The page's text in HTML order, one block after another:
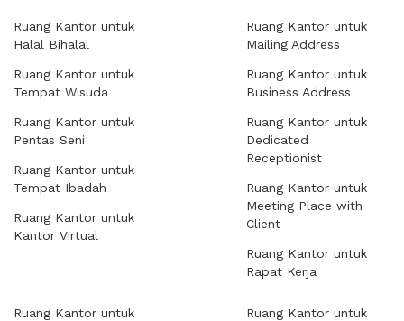
Ruang Kantor untuk
Halal Bihalal
Ruang Kantor untuk
Tempat Wisuda
Ruang Kantor untuk
Pentas Seni
Ruang Kantor untuk
Tempat Ibadah
Ruang Kantor untuk
Kantor Virtual
Ruang Kantor untuk
Mailing Address
Ruang Kantor untuk
Business Address
Ruang Kantor untuk
Dedicated
Receptionist
Ruang Kantor untuk
Meeting Place with
Client
Ruang Kantor untuk
Rapat Kerja
Ruang Kantor untuk
Ruang Kantor untuk